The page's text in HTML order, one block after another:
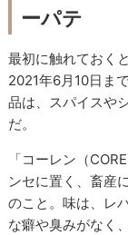
ーパテ
最初に触れておく
2021年6月10日ま
品は、スパイスや
だ。
「コーレン（
ンセに置く、畜産
のこと。味は、レ
な癖や臭みがなく